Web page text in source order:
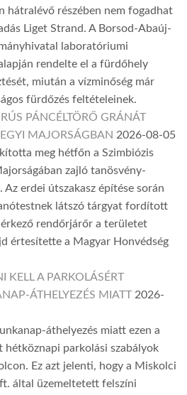
hátralévő részében nem fogadhat
Liget Strand. A Borsod-Abaúj-
laboratóriumi
rendelte el a fürdőhely
miután a vízminőség már
fürdőzés feltételeinek.
PÁNCÉLTÖRŐ GRÁNÁT
MAJORSÁGBAN 2026-08-05
meg hétfőn a Szimbiózis
zajló tanösvény-
erdei útszakasz építése során
látszó tárgyat fordított
rendőrjárőr a területet
értesítette a Magyar Honvédség
KELL A PARKOLÁSÉRT
ÁTHELYEZÉS MIATT 2026-
áthelyezés miatt ezen a
hétköznapi parkolási szabályok
Ez azt jelenti, hogy a Miskolci
által üzemeltetett felszíni